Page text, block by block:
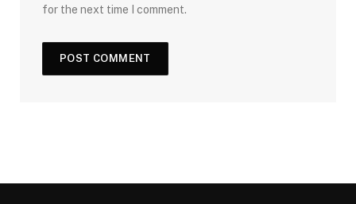
for the next time I comment.